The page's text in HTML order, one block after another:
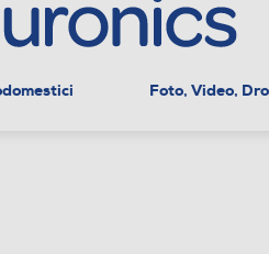
Foto, Video,